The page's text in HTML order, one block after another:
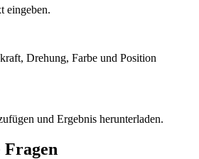
eingeben.
Drehung, Farbe und Position
und Ergebnis herunterladen.
Fragen